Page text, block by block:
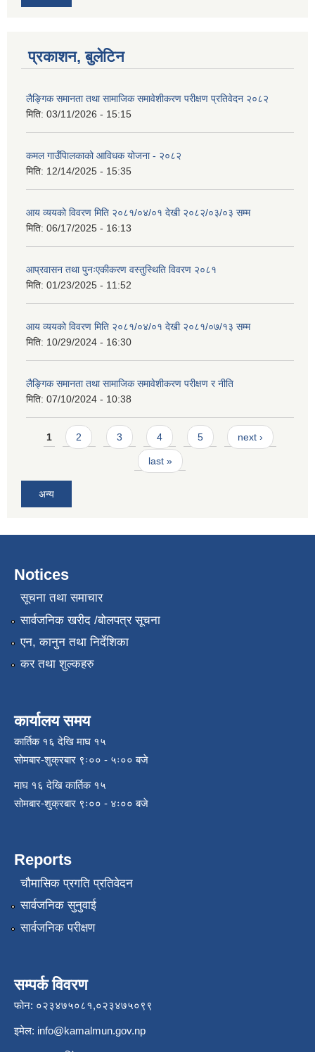
प्रकाशन, बुलेटिन
लैङ्गिक समानता तथा सामाजिक समावेशीकरण परीक्षण प्रतिवेदन २०८२
मिति: 03/11/2026 - 15:15
कमल गाउँपािलकाको आविधक योजना - २०८२
मिति: 12/14/2025 - 15:35
आय व्ययको विवरण मिति २०८१/०४/०१ देखी २०८२/०३/०३ सम्म
मिति: 06/17/2025 - 16:13
आप्रवासन तथा पुनःएकीकरण वस्तुस्थिति विवरण २०८१
मिति: 01/23/2025 - 11:52
आय व्ययको विवरण मिति २०८१/०४/०१ देखी २०८१/०७/१३ सम्म
मिति: 10/29/2024 - 16:30
लैङ्गिक समानता तथा सामाजिक समावेशीकरण परीक्षण र नीति
मिति: 07/10/2024 - 10:38
Pages
1 2 3 4 5 next ›
last »
अन्य
Notices
सूचना तथा समाचार
सार्वजनिक खरीद /बोलपत्र सूचना
एन, कानुन तथा निर्देशिका
कर तथा शुल्कहरु
कार्यालय समय
कार्तिक १६ देखि माघ १५
सोमबार-शुक्रबार ९ः०० - ५ः०० बजे
माघ १६ देखि कार्तिक १५
सोमबार-शुक्रबार ९ः०० - ४ः०० बजे
Reports
चौमासिक प्रगति प्रतिवेदन
सार्वजनिक सुनुवाई
सार्वजनिक परीक्षण
सम्पर्क विवरण
फोन: ०२३४७५०८१,०२३४७५०९९
इमेल: info@kamalmun.gov.np